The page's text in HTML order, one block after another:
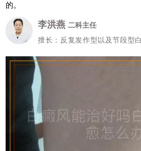
的。
高霞 七科主任
擅长：女性/颜面型白癜风的诊治